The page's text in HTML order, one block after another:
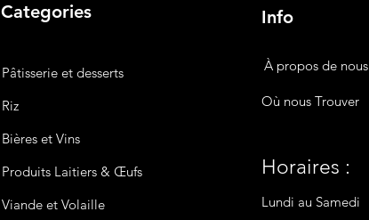
Categories
Pâtisserie et desserts
Riz
Bièreset Vins
Produits Laitiers & Œufs
Viande et Volaille
Info
Où nous Trouver
Horaires :
Lundi au Samedi
À propos de nous